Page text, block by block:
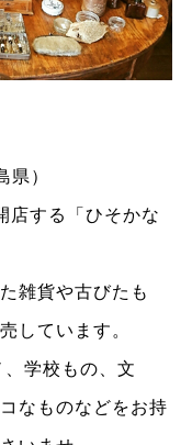
県 ）
店する「ひそかな
雑貨や古びたも
しています。
学校もの、文
なものなどをお持